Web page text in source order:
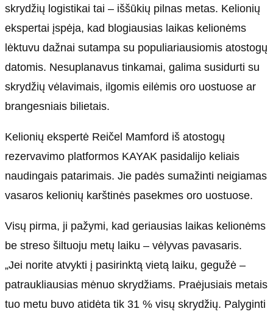
Dirbtinis intelektas
skrydžių logistikai tai – iššūkių pilnas metas. Kelionių
ekspertai įspėja, kad blogiausias laikas kelionėms
lėktuvu dažnai sutampa su populiariausiomis atostogų
datomis. Nesuplanavus tinkamai, galima susidurti su
skrydžių vėlavimais, ilgomis eilėmis oro uostuose ar
brangesniais bilietais.
Kelionių ekspertė Reičel Mamford iš atostogų
rezervavimo platformos KAYAK pasidalijo keliais
naudingais patarimais. Jie padės sumažinti neigiamas
vasaros kelionių karštinės pasekmes oro uostuose.
Visų pirma, ji pažymi, kad geriausias laikas kelionėms
be streso šiltuoju metų laiku – vėlyvas pavasaris.
„Jei norite atvykti į pasirinktą vietą laiku, gegužė –
patraukliausias mėnuo skrydžiams. Praėjusiais metais
tuo metu buvo atidėta tik 31 % visų skrydžių. Palyginti